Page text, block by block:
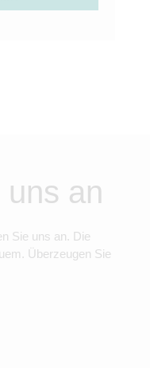
an
Sie uns an. Die
Überzeugen Sie